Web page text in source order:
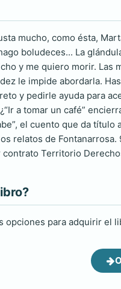
mucho, como ésta,
boludeces... La
y me quiero morir. Las
le impide abordarla.
y pedirle ayuda para
a tomar un café”
el cuento que da
relatos de
contrato Territorio
opciones para adquirir el